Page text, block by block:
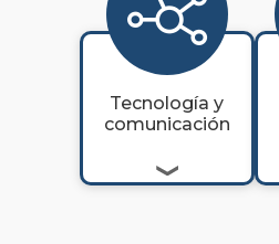
Tecnología y
comunicación